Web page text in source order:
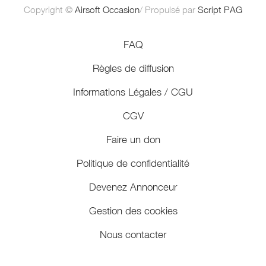
Copyright © Airsoft Occasion/ Propulsé par Script PAG
FAQ
Règles de diffusion
Informations Légales / CGU
CGV
Faire un don
Politique de confidentialité
Devenez Annonceur
Gestion des cookies
Nous contacter